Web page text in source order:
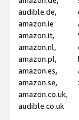
audible.de,
amazon.ie
amazon.it,
amazon.nl,
amazon.pl,
amazon.es,
amazon.se,
amazon.co.uk,
audible.co.uk